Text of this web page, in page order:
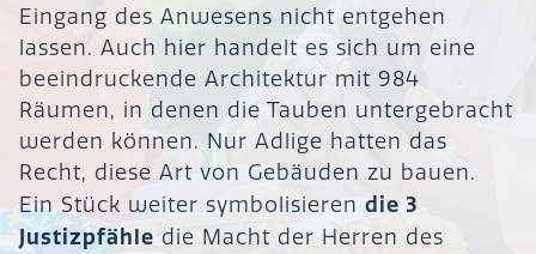
Eingang des Anwesens nicht entgehen
lassen. Auch hier handelt es sich um eine
beeindruckende Architektur mit 984
Räumen, in denen die Tauben untergebracht
werden können. Nur Adlige hatten das
Recht, diese Art von Gebäuden zu bauen.
Ein Stück weiter symbolisieren die 3
Justizpfähle die Macht der Herren des